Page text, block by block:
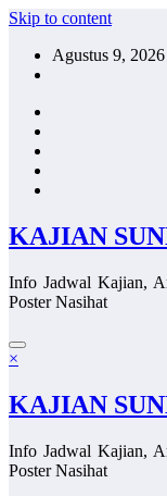
Skip to content
Agustus 9, 2026
KAJIAN
Info Jadwal Kajian,
Poster Nasihat
×
KAJIAN
Info Jadwal Kajian,
Poster Nasihat